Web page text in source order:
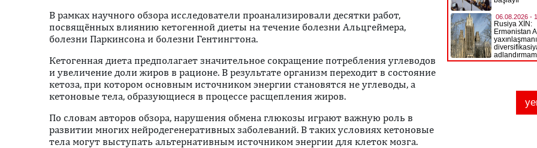
В рамках научного обзора исследователи проанализировали десятки работ,
посвящённых влиянию кетогенной диеты на течение болезни Альцгеймера,
болезни Паркинсона и болезни Гентингтона.
Кетогенная диета предполагает значительное сокращение потребления углеводов
и увеличение доли жиров в рационе. В результате организм переходит в состояние
кетоза, при котором основным источником энергии становятся не углеводы, а
кетоновые тела, образующиеся в процессе расщепления жиров.
По словам авторов обзора, нарушения обмена глюкозы играют важную роль в
развитии многих нейродегенеративных заболеваний. В таких условиях кетоновые
тела могут выступать альтернативным источником энергии для клеток мозга.